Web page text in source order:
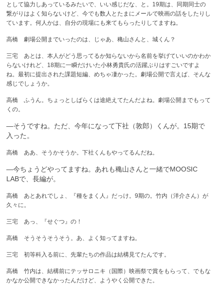
として協力しあっているみたいで、いい感じだな、と。19期は、同期同士の
繋がりはよく知らないけど、今でも数人とたまにメールで映画の話をしたりし
ています。何人かは、自分の現場にも来てもらったりしてますね。
高橋 劇場公開までいったのは、じゃあ、穐山さんと、城くん？
三宅 あとは、本人がどう思ってるか知らないから名前を挙げていいのかわか
らないけれど、18期に一瞬だけいた小林勇貴氏の活躍ぶりはすごいですよ
ね。最初に提出された課題短編、めちゃ凄かった。劇場公開で言えば、そんな
感じでしょうか。
高橋 ふうん。ちょっとしばらくは途絶えてたんだよね。劇場公開までもって
くの。
—そうですね。ただ、今年になって下社（敦郎）くんが。15期で
入った。
高橋 ああ、そうかそうか。下社くんもやってるんだね。
—今ちょうどやってますね。あれも穐山さんと一緒でMOOSIC
LABで、長編が。
高橋 あとあれでしょ、『種をまく人』だっけ。9期の。竹内（洋介さん）が
久々に。
三宅 あっ、『せぐつ』の！
高橋 そうそうそうそう。あ、よく知ってますね。
三宅 初等科入る前に、先輩たちの作品は結構見てたんです。
高橋 竹内は、結構前にテッサロニキ（国際）映画祭で賞をもらって、でもな
かなか公開できなかったんだけど、ようやく公開できた。